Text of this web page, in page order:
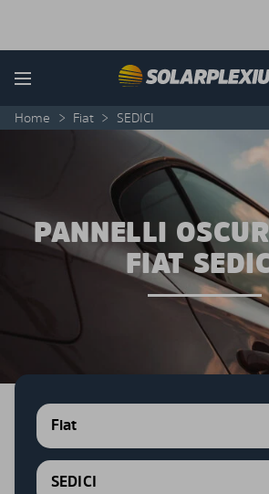
Menu
Home > Fiat > SEDICI
PANNELLI
FIAT
Fiat
SEDICI